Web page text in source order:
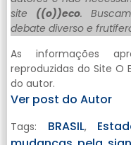
site ((o))eco.
debate diverso e
As informações
reproduzidas do Site O
do autor.
Ver post do Autor
Tags: BRASIL,